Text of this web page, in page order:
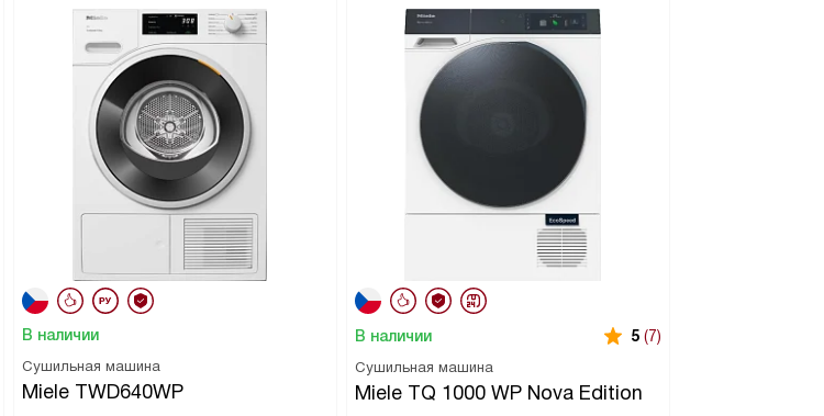
Сушильная машина
Miele TWD640WP
В наличии
Сушильная машина
Miele TQ 1000 WP Nova Edition
В наличии 5 (7)